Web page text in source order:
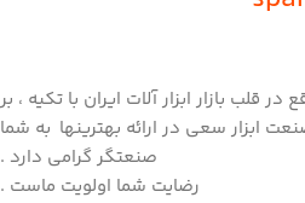
قلب بازار ابزار آلات ایران با تکیه ، بر
ابزار سعی در ارائه بهترینها به شما
صنعتگر گرامی دارد .
رضایت شما اولویت ماست .